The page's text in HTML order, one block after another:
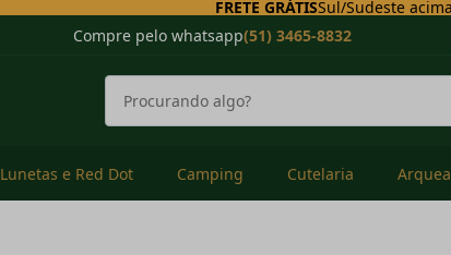
FRETE GRÁTISSul/Sudeste
Compre pelo whatsapp(51) 3465-8832
Lunetas e Red Dot Camping Cutelaria